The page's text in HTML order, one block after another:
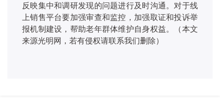
反映集中和调研发现的问题进行及时沟通。对于线
上销售平台要加强审查和监控，加强取证和投诉举
报机制建设，帮助老年群体维护自身权益。（本文
来源光明网，若有侵权请联系我们删除）